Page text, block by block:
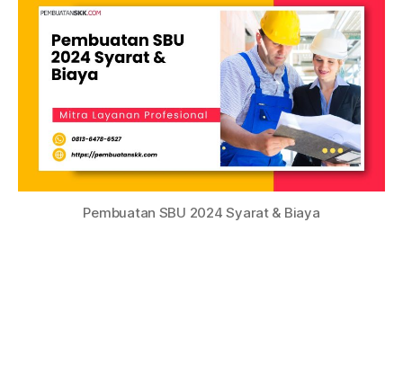
Pembuatan SBU 2024 Syarat & Biaya